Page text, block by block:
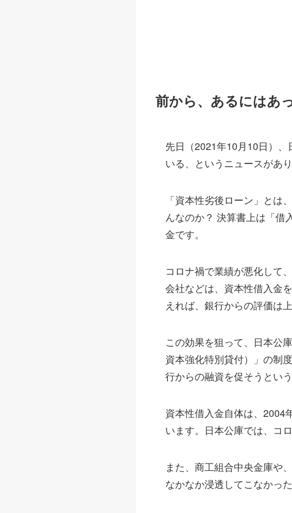
前から、あるにはあ
先日（2021年10月10日）
いる、というニュースがあり
「資本性劣後ローン」とは
んなのか？ 決算書上は「借
金です。
コロナ禍で業績が悪化して
会社などは、資本性借入金
えれば、銀行からの評価は
この効果を狙って、日本公
資本強化特別貸付）」の制
行からの融資を促そうという
資本性借入金自体は、2004
います。日本公庫では、コ
また、商工組合中央金庫や
なかなか浸透してこなかっ